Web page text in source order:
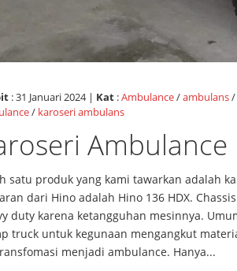
: 31 Januari 2024 | Kat :Ambulance/ambulans/
/ karoseri ambulans
satu produk yang kami tawarkan adalah
dari Hino adalah Hino 136 HDX.
duty karena ketangguhan mesinnya.
truck untuk kegunaan mengangkut
menjadi ambulance. Hanya...